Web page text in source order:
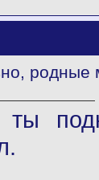
родные
ты